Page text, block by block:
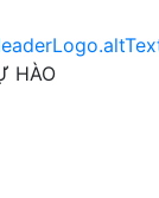
bệnh đối với
HÀO